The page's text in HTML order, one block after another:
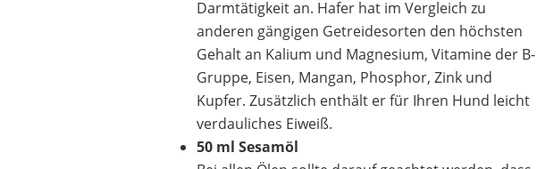
Darmtätigkeit an. Hafer hat im Vergleich zu
anderen gängigen Getreidesorten den höchsten
Gehalt an Kalium und Magnesium, Vitamine der B-
Gruppe, Eisen, Mangan, Phosphor, Zink und
Kupfer. Zusätzlich enthält er für Ihren Hund leicht
verdauliches Eiweiß.
50 ml Sesamöl